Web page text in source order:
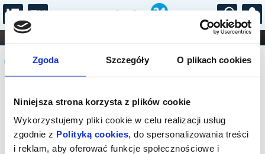
Zgoda Szczegóły O plikach cookies
Niniejsza strona korzysta z plików cookie
Wykorzystujemy pliki cookie w celu realizacji usług
zgodnie z Polityką cookies, do spersonalizowania treści
i reklam, aby oferować funkcje społecznościowe i
...
FILHARMONIA OPERA I BALET
STAND-UP
DLA DZIECI
Komunikat
Sprzedaż biletów on-line na wydarzenie
została zakończona.